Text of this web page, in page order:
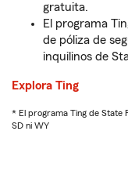
gratuita.
El programa
de póliza de
inquilinos de
Explora Ting
* El programa Ting de State
SD ni WY